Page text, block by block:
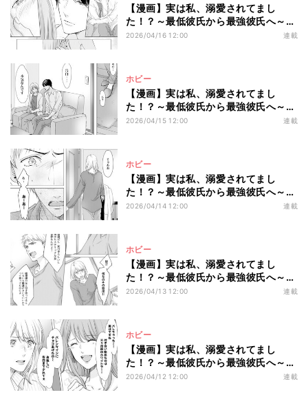
【漫画】実は私、溺愛されてまし
た！？～最低彼氏から最強彼氏へ～
第7回 彼氏と別れたその夜に…イケメ
2026/04/16 12:00 連載
ホビー
【漫画】実は私、溺愛されてまし
た！？～最低彼氏から最強彼氏へ～
第6回 「本気なんです」社内で人気の
2026/04/15 12:00 連載
ホビー
【漫画】実は私、溺愛されてまし
た！？～最低彼氏から最強彼氏へ～
第5回 3年付き合った彼女に見放さ
2026/04/14 12:00 連載
ホビー
【漫画】実は私、溺愛されてまし
た！？～最低彼氏から最強彼氏へ～
第4回 「経理部の女と付き合ってれば
2026/04/13 12:00 連載
ホビー
【漫画】実は私、溺愛されてまし
た！？～最低彼氏から最強彼氏へ～
第3回 「バレちゃった〜」後輩と彼氏
2026/04/12 12:00 連載